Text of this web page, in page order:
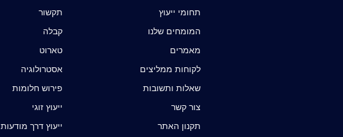
תחומי ייעוץ
המומחים שלנו
מאמרים
לקוחות ממליצים
שאלות ותשובות
צור קשר
תקנון האתר
תקשור
קבלה
טארוט
אסטרולוגיה
פירוש חלומות
ייעוץ זוגי
ייעוץ דרך מודעות